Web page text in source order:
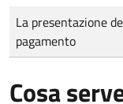
Tipo di pagamento
Importo
La presentazione
pagamento
Cosa